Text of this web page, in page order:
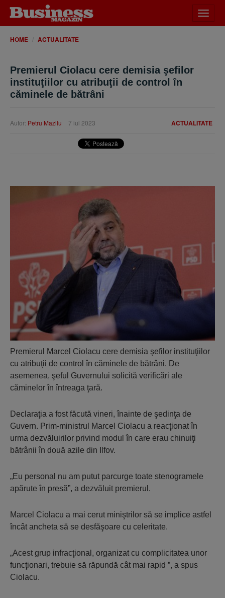
meniu
HOME ACTUALITATE
Premierul Ciolacu cere demisia şefilor
instituţiilor cu atribuţii de control în
căminele de bătrâni
ACTUALITATE
Autor: Petru Mazilu 7 iul 2023
Premierul Marcel Ciolacu cere demisia şefilor instituţiilor
cu atribuţii de control în căminele de bătrâni. De
asemenea, şeful Guvernului solicită verificări ale
căminelor în întreaga ţară.
Declaraţia a fost făcută vineri, înainte de şedinţa de
Guvern. Prim-ministrul Marcel Ciolacu a reacţionat în
urma dezvăluirilor privind modul în care erau chinuiţi
bătrânii în două azile din Ilfov.
„Eu personal nu am putut parcurge toate stenogramele
apărute în presă”, a dezvăluit premierul.
Marcel Ciolacu a mai cerut miniştrilor să se implice astfel
încât ancheta să se desfăşoare cu celeritate.
„Acest grup infracţional, organizat cu complicitatea unor
funcţionari, trebuie să răpundă cât mai rapid ”, a spus
Ciolacu.